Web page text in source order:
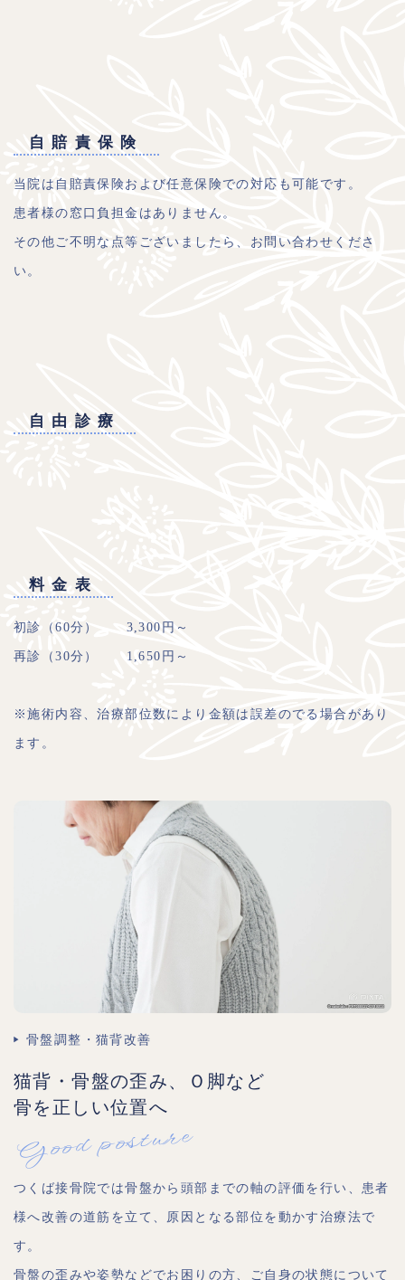
自賠責保険
当院は自賠責保険および任意保険での対応も可能です。
患者様の窓口負担金はありません。
その他ご不明な点等ございましたら、お問い合わせくださ
い。
自由診療
料金表
初診（60分） 3,300円～
再診（30分） 1,650円～
※施術内容、治療部位数により金額は誤差のでる場合があり
ます。
骨盤調整・猫背改善
猫背・骨盤の歪み、Ｏ脚など
骨を正しい位置へ
Good posture
つくば接骨院では骨盤から頭部までの軸の評価を行い、患者
様へ改善の道筋を立て、原因となる部位を動かす治療法で
す。
骨盤の歪みや姿勢などでお困りの方、ご自身の状態について